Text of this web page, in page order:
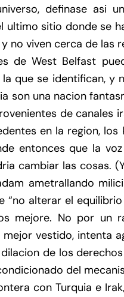
definase asi
sitio donde se
no viven cerca de las
de West Belfast
que se identifican, y
son una nacion
de canales
en la region,
entonces que la
cambiar las cosas.
ametrallando
“no alterar el
mejore. No por un
vestido, intenta
de los
del
con Turquia e